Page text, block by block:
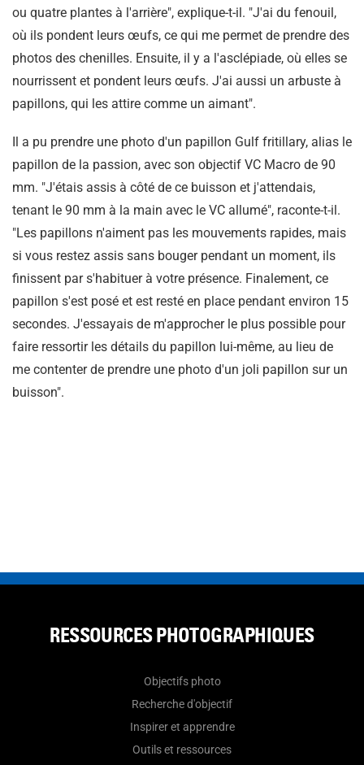
ou quatre plantes à l'arrière", explique-t-il. "J'ai du fenouil,
où ils pondent leurs œufs, ce qui me permet de prendre des
photos des chenilles. Ensuite, il y a l'asclépiade, où elles se
nourrissent et pondent leurs œufs. J'ai aussi un arbuste à
papillons, qui les attire comme un aimant".
Il a pu prendre une photo d'un papillon Gulf fritillary, alias le
papillon de la passion, avec son objectif VC Macro de 90
mm. "J'étais assis à côté de ce buisson et j'attendais,
tenant le 90 mm à la main avec le VC allumé", raconte-t-il.
"Les papillons n'aiment pas les mouvements rapides, mais
si vous restez assis sans bouger pendant un moment, ils
finissent par s'habituer à votre présence. Finalement, ce
papillon s'est posé et est resté en place pendant environ 15
secondes. J'essayais de m'approcher le plus possible pour
faire ressortir les détails du papillon lui-même, au lieu de
me contenter de prendre une photo d'un joli papillon sur un
buisson".
RESSOURCES PHOTOGRAPHIQUES
Objectifs photo
Recherche d'objectif
Inspirer et apprendre
Outils et ressources